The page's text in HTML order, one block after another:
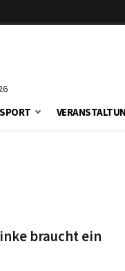
SPORT
braucht ein